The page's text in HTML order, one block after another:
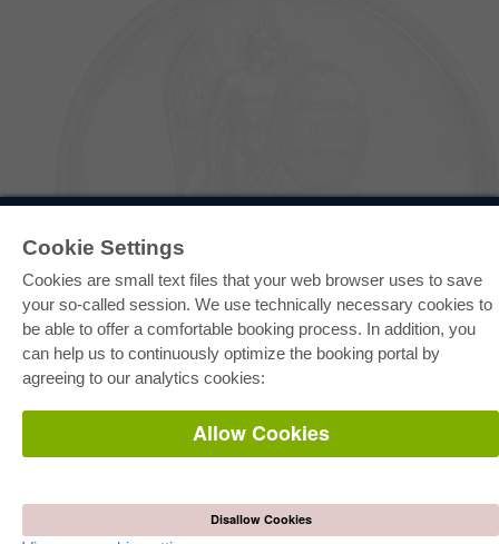
Cookie Settings
Cookies are small text files that your web browser uses to save
your so-called session. We use technically necessary cookies to
be able to offer a comfortable booking process. In addition, you
can help us to continuously optimize the booking portal by
agreeing to our analytics cookies:
Allow Cookies
Disallow Cookies
Full Package
Pick & Choose
E-Book Delivery
Frequently Asked Questions (FAQ)
ONLINE STORE
Publish habilitation